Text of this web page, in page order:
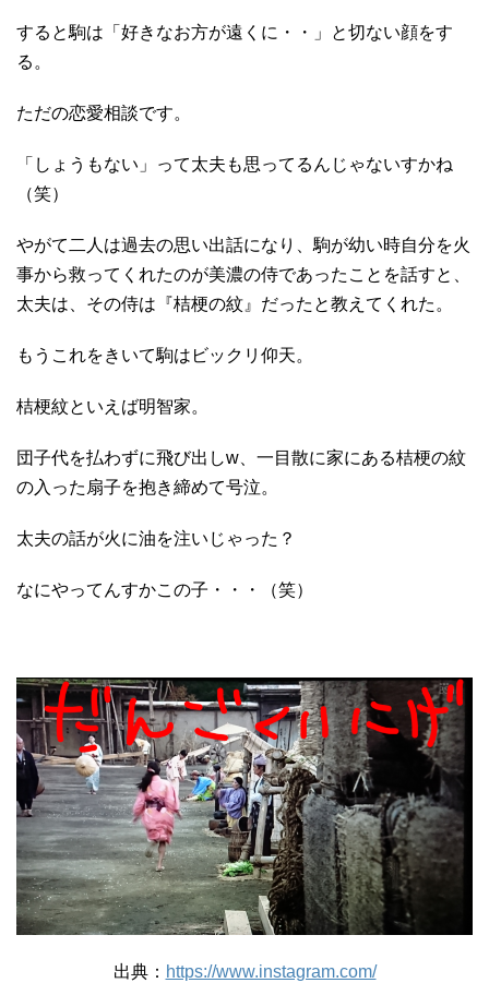
すると駒は「好きなお方が遠くに・・」と切ない顔をす
る。
ただの恋愛相談です。
「しょうもない」って太夫も思ってるんじゃないすかね
（笑）
やがて二人は過去の思い出話になり、駒が幼い時自分を火
事から救ってくれたのが美濃の侍であったことを話すと、
太夫は、その侍は『桔梗の紋』だったと教えてくれた。
もうこれをきいて駒はビックリ仰天。
桔梗紋といえば明智家。
団子代を払わずに飛び出しw、一目散に家にある桔梗の紋
の入った扇子を抱き締めて号泣。
太夫の話が火に油を注いじゃった？
なにやってんすかこの子・・・（笑）
出典： https://www.instagram.com/